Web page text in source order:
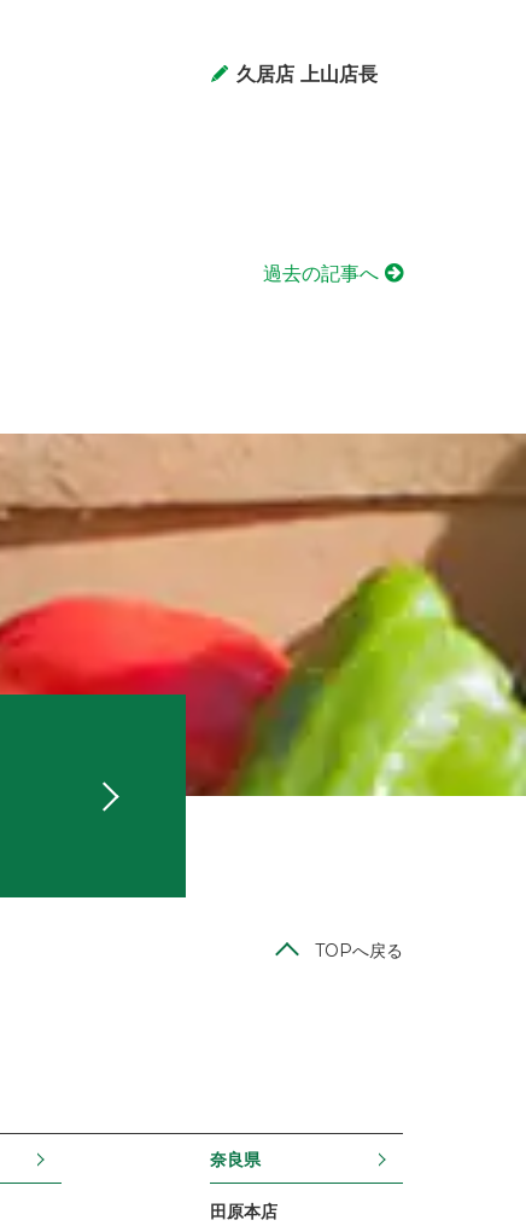
久居店 上山店長
過去の記事へ
TOPへ戻る
奈良県
田原本店